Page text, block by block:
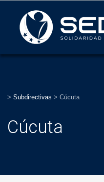
> Subdirectivas > Cúcuta
Cúcuta